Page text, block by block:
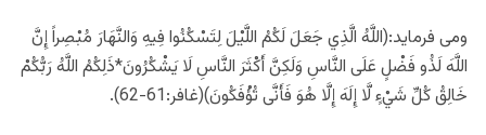
ومی فرماید:(اللَّهُ الَّذِي جَعَلَ لَكُمُ اللَّيْلَ لِتَسْكُنُوا فِيهِ وَالنَّهَارَ مُبْصِراً إِنَّ
اللَّهَ لَذُو فَضْلٍ عَلَى النَّاسِ وَلَكِنَّ أَكْثَرَ النَّاسِ لَا يَشْكُرُونَ*ذَلِكُمُ اللَّهُ رَبُّكُمْ
خَالِقُ كُلِّ شَيْءٍ لَّا إِلَهَ إِلَّا هُوَ فَأَنَّى تُؤْفَكُونَ)(غافر:61-62).